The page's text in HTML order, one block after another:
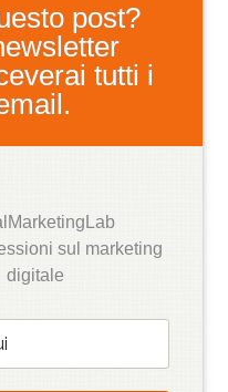
post?
tutti i
sul marketing
digitale